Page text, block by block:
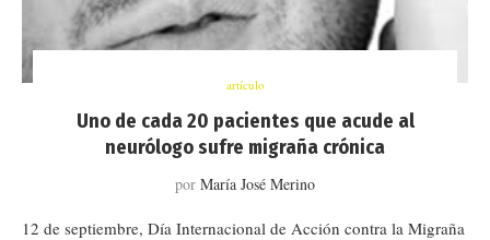
artículo
Uno de cada 20 pacientes que acude al
neurólogo sufre migraña crónica
por María José Merino
12 de septiembre, Día Internacional de Acción contra la Migraña